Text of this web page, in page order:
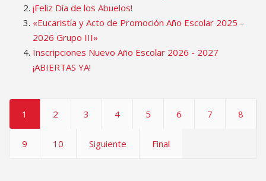
¡Feliz Día de los Abuelos!
«Eucaristía y Acto de Promoción Año Escolar 2025 -
2026 Grupo III»
Inscripciones Nuevo Año Escolar 2026 - 2027
¡ABIERTAS YA!
1 2 3 4 5 6 7 8
9 10 Siguiente Final